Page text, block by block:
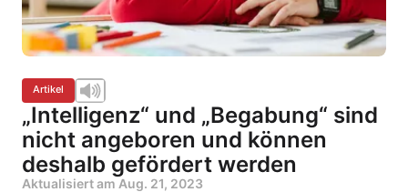
Artikel
„Intelligenz“ und „Begabung“ sind
nicht angeboren und können
deshalb gefördert werden
Aktualisiert am Aug. 21, 2023